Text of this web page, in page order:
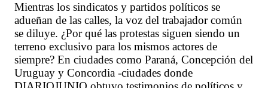
Mientras los sindicatos y partidos políticos se
adueñan de las calles, la voz del trabajador común
se diluye. ¿Por qué las protestas siguen siendo un
terreno exclusivo para los mismos actores de
siempre? En ciudades como Paraná, Concepción del
Uruguay y Concordia -ciudades donde